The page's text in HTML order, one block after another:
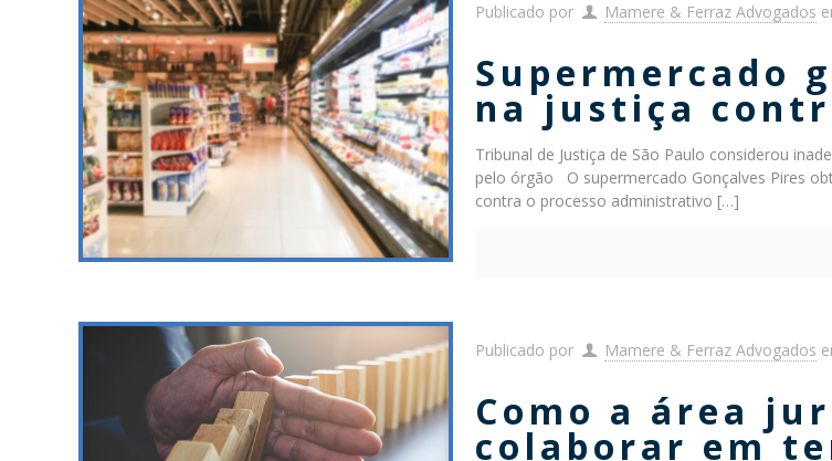
Publicado por Mamere & Ferraz Advogados
Supermercado
na justiça
Tribunal de Justiça de São Paulo considerou
pelo órgão O supermercado Gonçalves Pires
contra o processo administrativo […]
Publicado por Mamere & Ferraz Advogados
Como a área
colaborar em